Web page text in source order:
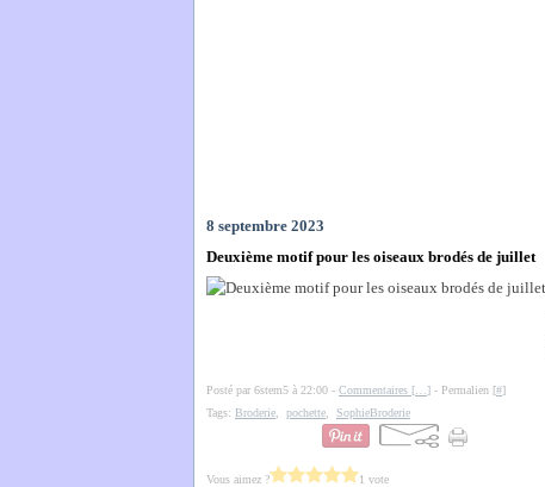
8 septembre 2023
Deuxième motif pour les oiseaux brodés de juillet
Posté par 6stem5 à 22:00 - Commentaires [ ] - Permalien [#]
Tags: Broderie pochette SophieBroderie
Vous aimez ? 1 vote